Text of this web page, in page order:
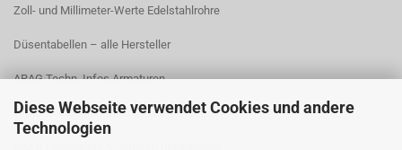
Diese Webseite verwendet Cookies und andere
Technologien
Zoll- und Millimeter-Werte Edelstahlrohre
Düsentabellen – alle Hersteller
ARAG Techn. Infos Armaturen
ARAG Installation Gleichdruck-Armaturen